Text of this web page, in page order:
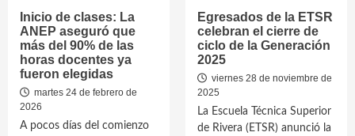
Inicio de clases: La
ANEP aseguró que
más del 90% de las
horas docentes ya
fueron elegidas
martes 24 de febrero de
2026
A pocos días del comienzo
Egresados de la ETSR
celebran el cierre de
ciclo de la Generación
2025
viernes 28 de noviembre de
2025
La Escuela Técnica Superior
de Rivera (ETSR) anunció la